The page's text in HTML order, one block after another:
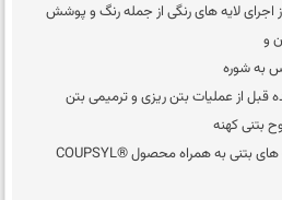
لایه های رنگی از جمله رنگ و پوشش
و
به شوره
از عملیات بتن ریزی و ترمیمی بتن
بتنی کهنه
براق کردن و ضد غبار کردن کف های بتنی به همراه محصول COUPSYL®